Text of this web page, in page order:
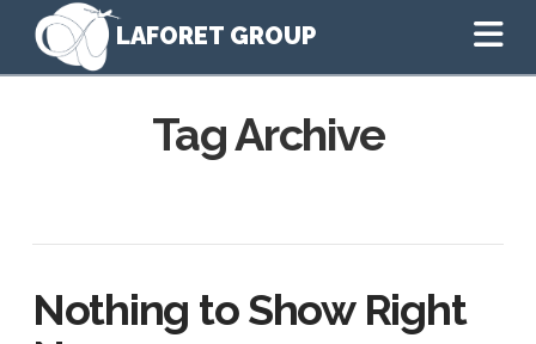
Tag Archive
Nothing to Show Right